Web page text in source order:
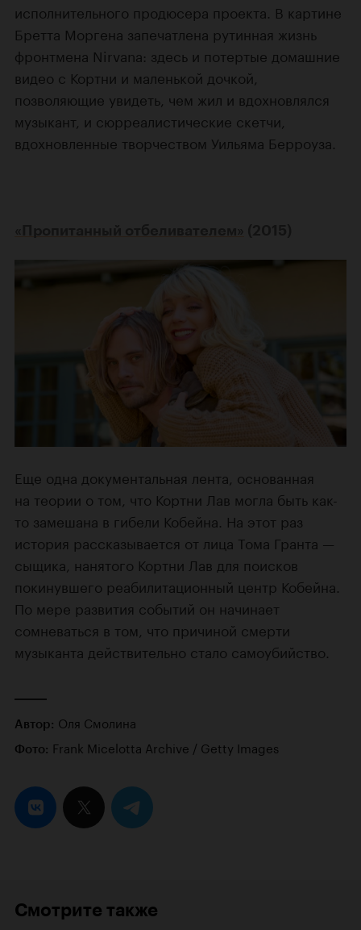
исполнительного продюсера проекта. В картине
Бретта Моргена запечатлена рутинная жизнь
фронтмена Nirvana: здесь и потертые домашние
видео с Кортни и маленькой дочкой,
позволяющие увидеть, чем жил и вдохновлялся
музыкант, и сюрреалистические скетчи,
вдохновленные творчеством Уильяма Берроуза.
Еще одна документальная лента, основанная
на теории о том, что Кортни Лав могла быть как-
то замешана в гибели Кобейна. На этот раз
история рассказывается от лица Тома Гранта —
сыщика, нанятого Кортни Лав для поисков
покинувшего реабилитационный центр Кобейна.
По мере развития событий он начинает
сомневаться в том, что причиной смерти
музыканта действительно стало самоубийство.
Автор: Оля Смолина
Фото: Frank Micelotta Archive / Getty Images
Смотрите также